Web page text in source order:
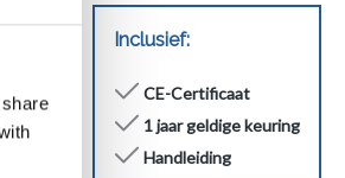
Inclusief:
CE-Certificaat
1 jaar geldige keuring
Handleiding